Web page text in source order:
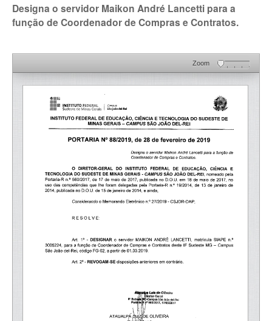
Designa o servidor Maikon André Lancetti para a
função de Coordenador de Compras e Contratos.
Zoom